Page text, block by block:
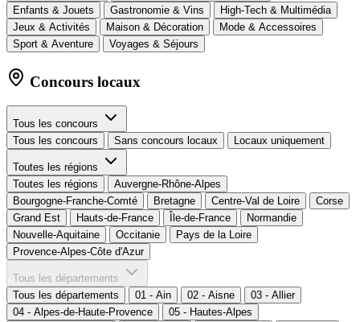
Enfants & Jouets
Gastronomie & Vins
High-Tech & Multimédia
Jeux & Activités
Maison & Décoration
Mode & Accessoires
Sport & Aventure
Voyages & Séjours
Concours locaux
Tous les concours
Tous les concours
Sans concours locaux Locaux uniquement
Toutes les régions
Toutes les régions
Auvergne-Rhône-Alpes
Bourgogne-Franche-Comté
Bretagne Centre-Val de Loire
Corse
Grand Est
Hauts-de-France Île-de-France
Normandie
Nouvelle-Aquitaine
Occitanie
Pays de la Loire
Provence-Alpes-Côte d'Azur
Tous les départements
Tous les départements
01 - Ain 02 - Aisne
03 - Allier
04 - Alpes-de-Haute-Provence
05 - Hautes-Alpes